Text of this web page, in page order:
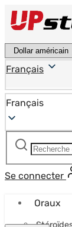
Français
Français
Recherche
Se connecter
Oraux